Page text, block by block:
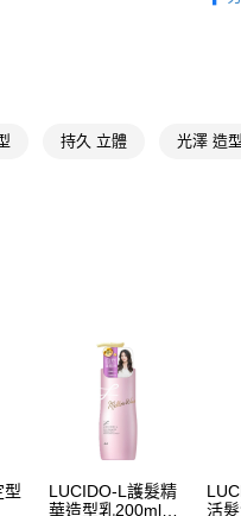
３
絡
先
※
是
付
１
交
運
每
付
每
7-
每
持久 立體 光澤 造型
型
LUCIDO-L護髮精
華造型乳200ml鬆
活